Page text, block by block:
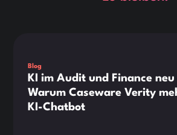
Blog
KI im Audit und Finance
Warum Caseware Verity
KI-Chatbot